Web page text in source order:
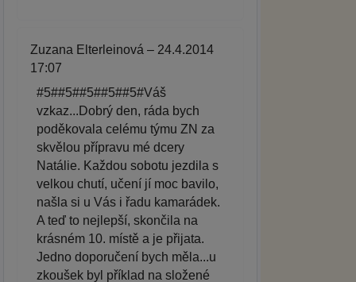
Zuzana Elterleinová – 24.4.2014
17:07
#5##5##5##5##5#Váš
vzkaz...Dobrý den, ráda bych
poděkovala celému týmu ZN za
skvělou přípravu mé dcery
Natálie. Každou sobotu jezdila s
velkou chutí, učení jí moc bavilo,
našla si u Vás i řadu kamarádek.
A teď to nejlepší, skončila na
krásném 10. místě a je přijata.
Jedno doporučení bych měla...u
zkoušek byl příklad na složené